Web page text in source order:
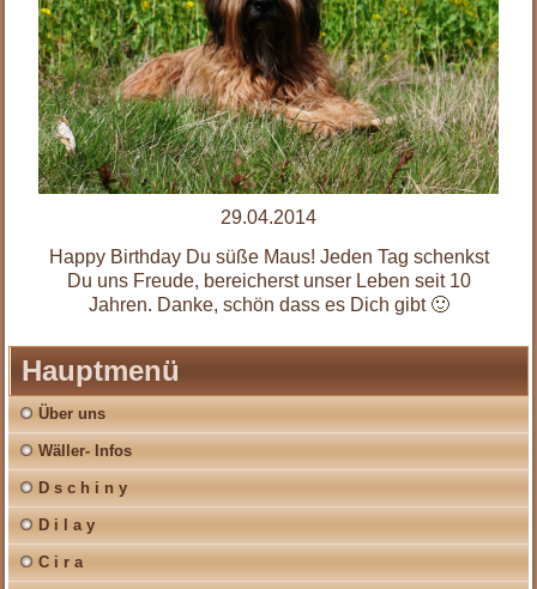
29.04.2014
Happy Birthday Du süße Maus! Jeden Tag schenkst
Du uns Freude, bereicherst unser Leben seit 10
Jahren. Danke, schön dass es Dich gibt 🙂
Hauptmenü
Über uns
Wäller- Infos
D s c h i n y
D i l a y
C i r a